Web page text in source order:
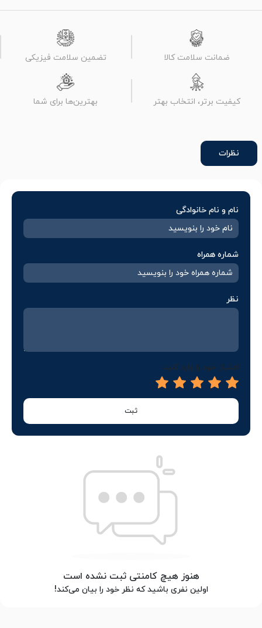
ضمانت سلامت کالا تضمین سلامت فیزیکی
کیفیت برتر، انتخاب بهتر بهترین‌ها برای شما
نظرات
نام و نام خانوادگی
شماره همراه
نظر
امتیاز خود را وارد کنید
ثبت
هنوز هیچ کامنتی ثبت نشده است
اولین نفری باشید که نظر خود را بیان می‌کند!